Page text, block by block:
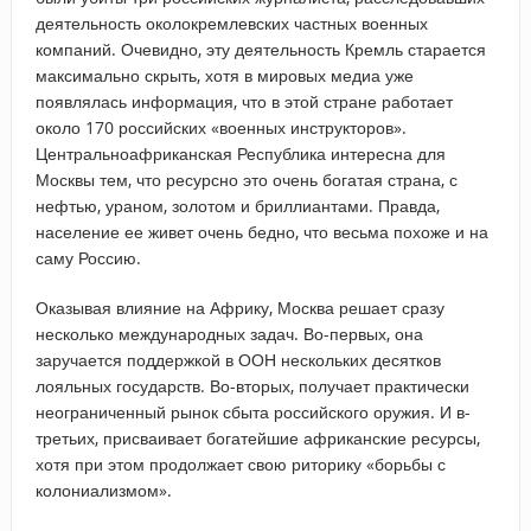
деятельность околокремлевских частных военных
компаний. Очевидно, эту деятельность Кремль старается
максимально скрыть, хотя в мировых медиа уже
появлялась информация, что в этой стране работает
около 170 российских «военных инструкторов».
Центральноафриканская Республика интересна для
Москвы тем, что ресурсно это очень богатая страна, с
нефтью, ураном, золотом и бриллиантами. Правда,
население ее живет очень бедно, что весьма похоже и на
саму Россию.
Оказывая влияние на Африку, Москва решает сразу
несколько международных задач. Во-первых, она
заручается поддержкой в ООН нескольких десятков
лояльных государств. Во-вторых, получает практически
неограниченный рынок сбыта российского оружия. И в-
третьих, присваивает богатейшие африканские ресурсы,
хотя при этом продолжает свою риторику «борьбы с
колониализмом».